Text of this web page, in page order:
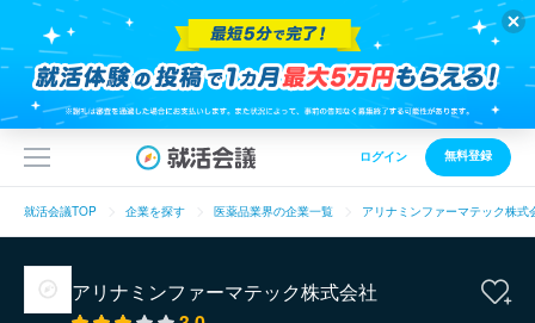
ログイン 無料登録
就活会議TOP 企業を探す 医薬品業界の企業一覧 アリナミンファーマテック株式
アリナミンファーマテック株式会社